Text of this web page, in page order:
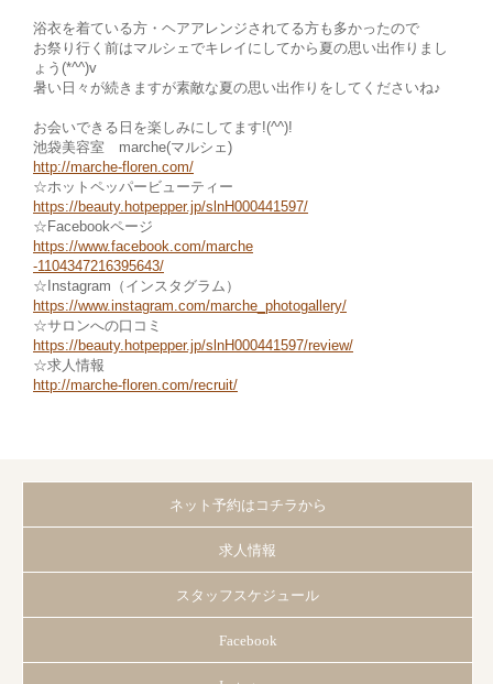
浴衣を着ている方・ヘアアレンジされてる方も多かったので
お祭り行く前はマルシェでキレイにしてから夏の思い出作りまし
ょう(*^^)v
暑い日々が続きますが素敵な夏の思い出作りをしてくださいね♪
お会いできる日を楽しみにしてます!(^^)!
池袋美容室 marche(マルシェ)
http://marche-floren.com/
☆ホットペッパービューティー
https://beauty.hotpepper.jp/slnH000441597/
☆Facebookページ
https://www.facebook.com/marche
-1104347216395643/
☆Instagram（インスタグラム）
https://www.instagram.com/marche_photogallery/
☆サロンへの口コミ
https://beauty.hotpepper.jp/slnH000441597/review/
☆求人情報
http://marche-floren.com/recruit/
ネット予約はコチラから
求人情報
スタッフスケジュール
Facebook